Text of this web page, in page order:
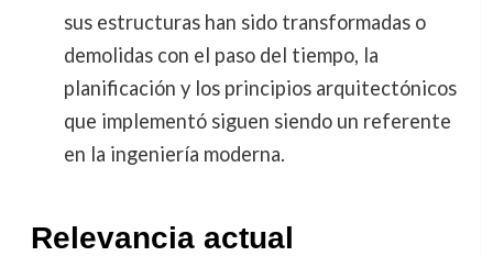
sus estructuras han sido transformadas o
demolidas con el paso del tiempo, la
planificación y los principios arquitectónicos
que implementó siguen siendo un referente
en la ingeniería moderna.
Relevancia actual